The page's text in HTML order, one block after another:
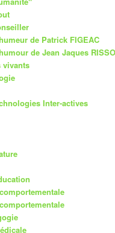
de Patrick FIGEAC
de Jean Jaques RISSO
vivants
Inter-actives